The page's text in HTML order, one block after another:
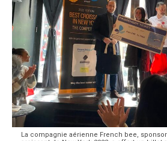
La compagnie aérienne French bee,